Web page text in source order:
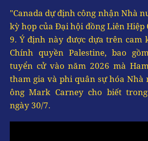
"Canada dự định công nhận Nhà
kỳ họp của Đại hội đồng Liên Hiệp
9. Ý định này được dựa trên cam
Chính quyền Palestine, bao
tuyển cử vào năm 2026 mà
tham gia và phi quân sự hóa Nhà
ông Mark Carney cho biết
ngày 30/7.